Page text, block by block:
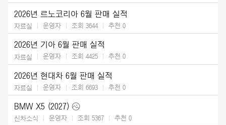
2026년 르노코리아 6월 판매 실적
자료실 운영자 조회 3644 추천 0
2026년 기아 6월 판매 실적
자료실 운영자 조회 4425 추천 0
2026년 현대차 6월 판매 실적
자료실 운영자 조회 6693 추천 0
BMW X5 (2027)
신차소식 운영자 조회 5367 추천 0